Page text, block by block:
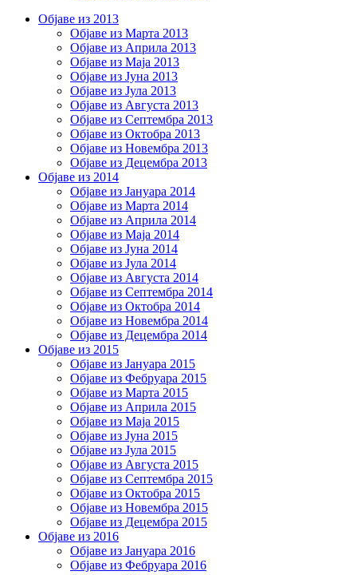
Објаве из 2013
Објаве из Марта 2013
Објаве из Априла 2013
Објаве из Маја 2013
Објаве из Јунa 2013
Објаве из Јула 2013
Објаве из Августа 2013
Објаве из Септембра 2013
Објаве из Октобра 2013
Објаве из Новембра 2013
Објаве из Децембра 2013
Објаве из 2014
Објаве из Јануара 2014
Објаве из Марта 2014
Објаве из Априла 2014
Објаве из Маја 2014
Објаве из Јуна 2014
Објаве из Јула 2014
Објаве из Августа 2014
Објаве из Септембра 2014
Објаве из Октобра 2014
Објаве из Новембра 2014
Објаве из Децембра 2014
Објаве из 2015
Објаве из Јануара 2015
Објаве из Фебруара 2015
Објаве из Марта 2015
Објаве из Априла 2015
Објаве из Маја 2015
Објаве из Јуна 2015
Објаве из Јула 2015
Објаве из Августа 2015
Објаве из Септембра 2015
Објаве из Октобра 2015
Објаве из Новембра 2015
Објаве из Децембра 2015
Објаве из 2016
Објаве из Јануара 2016
Објаве из Фебруара 2016